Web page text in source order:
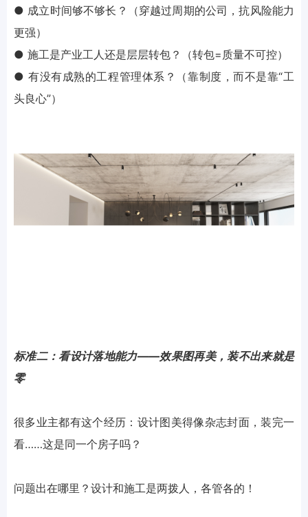
● 成立时间够不够长？（穿越过周期的公司，抗风险能力
更强）
● 施工是产业工人还是层层转包？（转包=质量不可控）
● 有没有成熟的工程管理体系？（靠制度，而不是靠“工
头良心”）
标准二：看设计落地能力——效果图再美，装不出来就是
零
很多业主都有这个经历：设计图美得像杂志封面，装完一
看……这是同一个房子吗？
问题出在哪里？设计和施工是两拨人，各管各的！